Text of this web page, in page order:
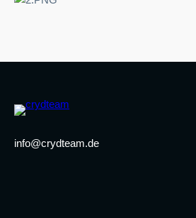
info@crydteam.de